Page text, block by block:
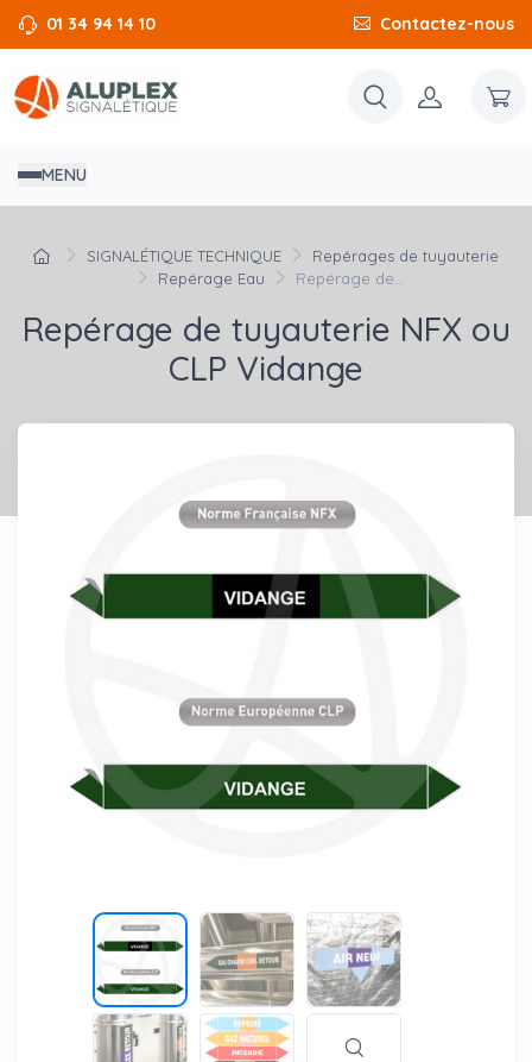
01 34 94 14 10 Contactez-nous
MENU
SIGNALÉTIQUE TECHNIQUE
Repérages de tuyauterie
Repérage Eau
Repérage de...
Repérage de tuyauterie NFX ou
CLP Vidange